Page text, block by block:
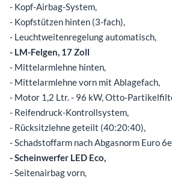
- Kopf-Airbag-System,
- Kopfstützen hinten (3-fach),
- Leuchtweitenregelung automatisch,
- LM-Felgen, 17 Zoll
- Mittelarmlehne hinten,
- Mittelarmlehne vorn mit Ablagefach,
- Motor 1,2 Ltr. - 96 kW, Otto-
- Reifendruck-Kontrollsystem,
- Rücksitzlehne geteilt (40:20:40),
- Schadstoffarm nach Abgasnorm Euro
- Scheinwerfer LED Eco,
- Seitenairbag vorn,